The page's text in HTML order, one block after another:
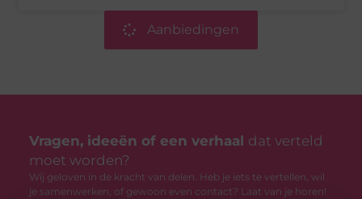
Aanbiedingen
Vragen, ideeën of een verhaal dat verteld
moet worden?
Wij geloven in de kracht van delen. Heb je iets te vertellen, wil
je samenwerken, of gewoon even contact? Laat van je horen!